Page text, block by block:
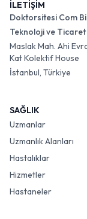
İLETİŞİM
Doktorsitesi Com
Teknoloji ve Ticaret
Maslak Mah. Ahi
Kat Kolektif House
İstanbul, Türkiye
SAĞLIK
Uzmanlar
Uzmanlık Alanları
Hastalıklar
Hizmetler
Hastaneler